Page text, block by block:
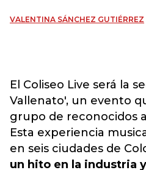
VALENTINA SÁNCHEZ GUTIÉRREZ
El Coliseo Live será la
Vallenato', un evento
grupo de reconocidos
Esta experiencia
en seis ciudades de
un hito en la industria